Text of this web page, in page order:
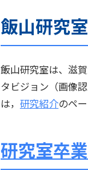
飯山研究
飯山研究室は、滋
タビジョン（画像
は， 研究紹介のペ
研究室卒